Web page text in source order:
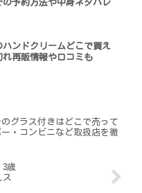
の予約方法や中身ネタバレ
ハンドクリームどこで買え
れ再販情報や口コミも
のグラス付きはどこで売って
・コンビニなど取扱店を徹
歳
ス